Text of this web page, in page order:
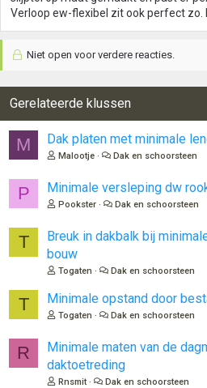
:
Verloop ew-flexibel zit ook perfect zo.
Niet open voor verdere reacties.
Gerelateerde klussen
M Dak platen met minimale
Malootje Dak en schoorsteen
P Minimale versleping dw
Pookster Dak en schoorsteen
T
Breuk in dakbalk bij
bouw
Togaten Dak en schoorsteen
T Minimale opstand door
Togaten Dak en schoorsteen
R
Minimale maten van de
daktoetreding
Rnsmit Dak en schoorsteen